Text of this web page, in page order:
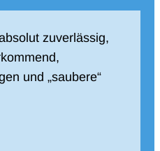
zuverlässig,
und „saubere“